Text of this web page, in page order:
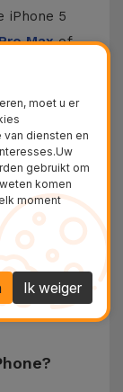
iPhone 5
Maxof
iPhone te
voor
nog
iPhone
doek en de
van het
er geen
moet u er
diensten en
gebruikt om
komen
moment
Ik weiger